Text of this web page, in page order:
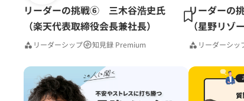
リーダーの挑戦⑥ 三木谷浩史氏
（楽天代表取締役会長兼社長）
リーダーシップ 知見録 Premium
リーダーの
（星野リゾ
リーダーシッ